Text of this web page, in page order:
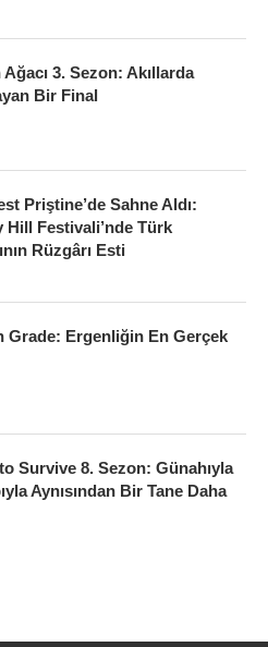
3. Sezon: Akıllarda
Bir Final
Priştine’de Sahne Aldı:
Hill Festivali’nde Türk
Rüzgârı Esti
Grade: Ergenliğin En Gerçek
Survive 8. Sezon: Günahıyla
Aynısından Bir Tane Daha